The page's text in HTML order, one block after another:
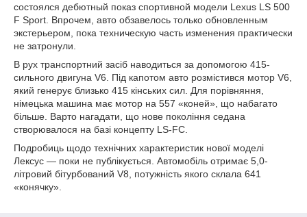
состоялся дебютный показ спортивной модели Lexus LS 500
F Sport. Впрочем, авто обзавелось только обновленным
экстерьером, пока техническую часть изменения практически
не затронули.
В рух транспортний засіб наводиться за допомогою 415-
сильного двигуна V6. Під капотом авто розмістився мотор V6,
який генерує близько 415 кінських сил. Для порівняння,
німецька машина має мотор на 557 «коней», що набагато
більше. Варто нагадати, що нове покоління седана
створювалося на базі концепту LS-FC.
Подробиць щодо технічних характеристик нової моделі
Лексус — поки не публікується. Автомобіль отримає 5,0-
літровий бітурбований V8, потужність якого склала 641
«конячку».